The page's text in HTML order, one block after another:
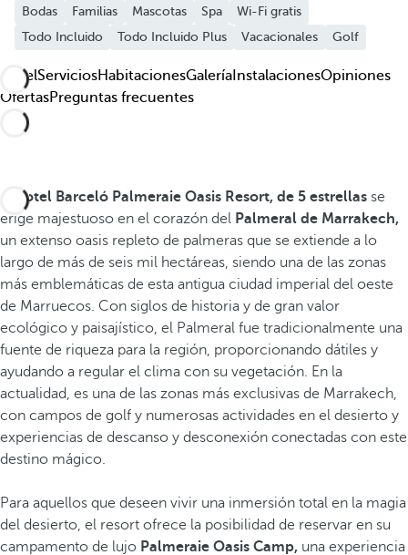
Bodas Familias Mascotas Spa
Wi-Fi gratis
Todo Incluido
Todo Incluido Plus Vacacionales Golf
HotelServiciosHabitacionesGalería InstalacionesOpiniones
OfertasPreguntas frecuentes
hotel Barceló Palmeraie Oasis Resort, de 5 estrellas se
erige majestuoso en el corazón del Palmeral de Marrakech,
un extenso oasis repleto de palmeras que se extiende a lo
largo de más de seis mil hectáreas, siendo una de las zonas
más emblemáticas de esta antigua ciudad imperial del oeste
de Marruecos. Con siglos de historia y de gran valor
ecológico y paisajístico, el Palmeral fue tradicionalmente una
fuente de riqueza para la región, proporcionando dátiles y
ayudando a regular el clima con su vegetación. En la
actualidad, es una de las zonas más exclusivas de Marrakech,
con campos de golf y numerosas actividades en el desierto y
experiencias de descanso y desconexión conectadas con este
destino mágico.
Para aquellos que deseen vivir una inmersión total en la magia
del desierto, el resort ofrece la posibilidad de reservar en su
campamento de lujo Palmeraie Oasis Camp, una experiencia